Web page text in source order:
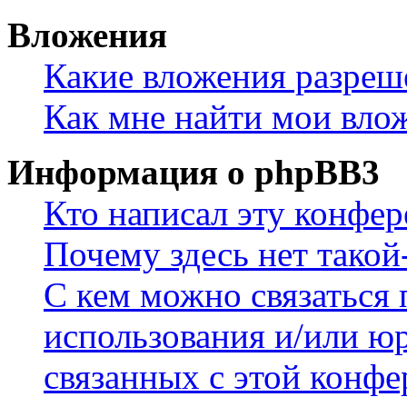
Вложения
Какие вложения
Как мне найти мои
Информация о phpBB3
Кто написал эту
Почему здесь нет
С кем можно связаться
использования и/или
связанных с этой